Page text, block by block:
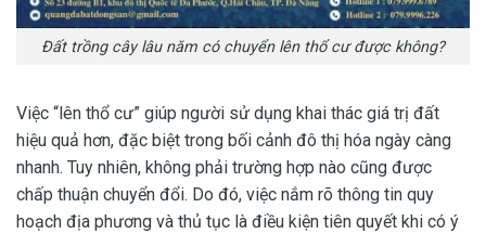
Đất trồng cây lâu năm có chuyển lên thổ cư được không?
Việc “lên thổ cư” giúp người sử dụng khai thác giá trị đất
hiệu quả hơn, đặc biệt trong bối cảnh đô thị hóa ngày càng
nhanh. Tuy nhiên, không phải trường hợp nào cũng được
chấp thuận chuyển đổi. Do đó, việc nắm rõ thông tin quy
hoạch địa phương và thủ tục là điều kiện tiên quyết khi có ý